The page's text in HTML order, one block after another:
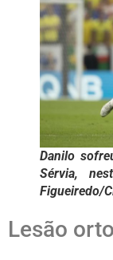
Danilo
Sérvia,
Figueiredo/
Lesão